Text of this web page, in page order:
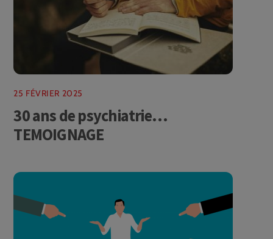
25 FÉVRIER 2025
30 ans de psychiatrie…
TEMOIGNAGE